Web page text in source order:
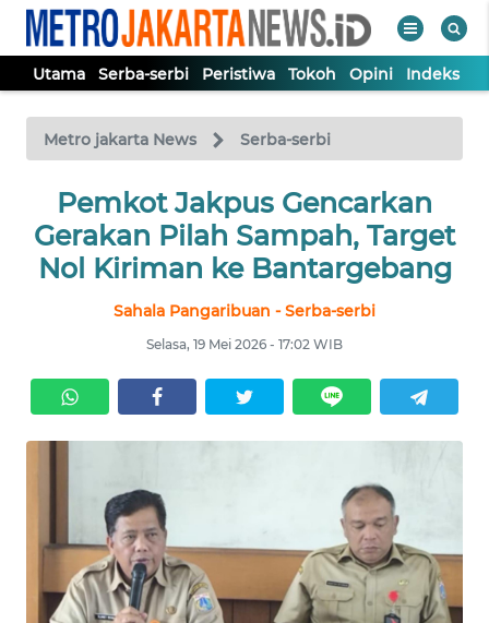
Utama Serba-serbi Peristiwa Tokoh Opini Indeks
Metro jakarta News Serba-serbi
Pemkot Jakpus Gencarkan
Gerakan Pilah Sampah, Target
Nol Kiriman ke Bantargebang
Sahala Pangaribuan - Serba-serbi
Selasa, 19 Mei 2026 - 17:02 WIB
TV
Tutup
UTAMA
SERBA-
SERBI
TOKOH
INDEKS
BERITA